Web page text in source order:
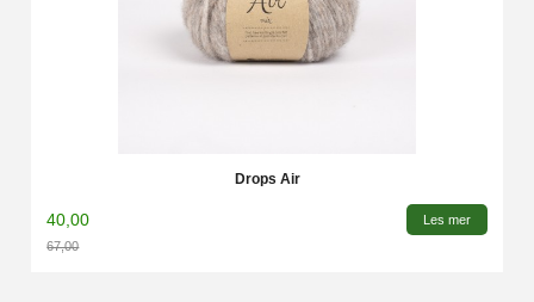
Drops Air
40,00
67,00
Les mer